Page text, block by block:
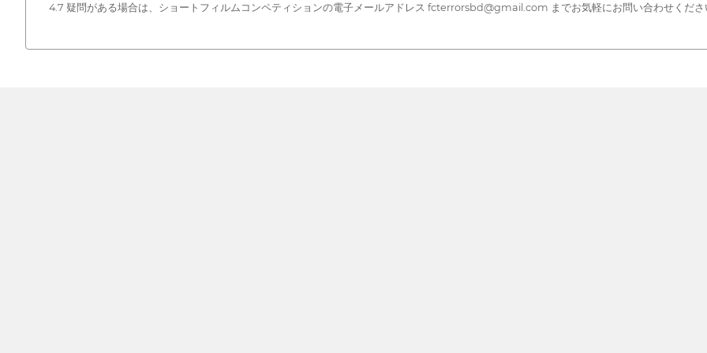
4.7 疑問がある場合は、ショートフィルムコンペティションの電子メールアドレス fcterrorsbd@gmail.com までお気軽にお問い合わせくださ